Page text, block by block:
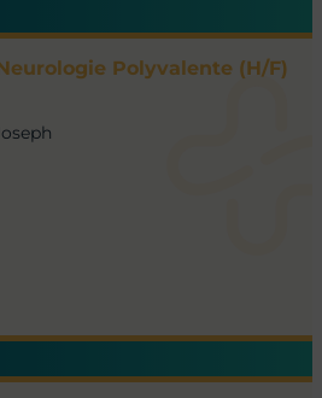
Polyvalente (H/F)